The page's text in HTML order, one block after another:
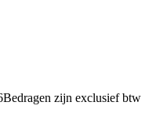
Bedragen zijn exclusief btw